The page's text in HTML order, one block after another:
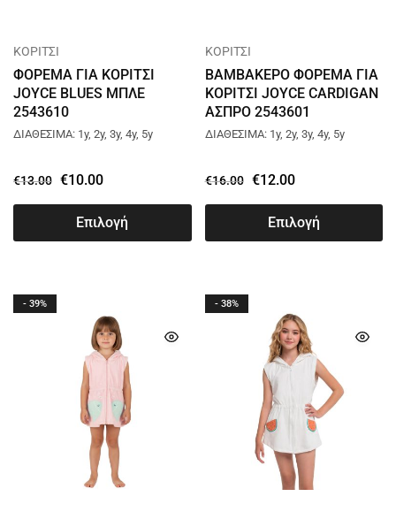
ΚΟΡΙΤΣΙ
ΦΟΡΕΜΑ ΓΙΑ ΚΟΡΙΤΣΙ
JOYCE BLUES ΜΠΛΕ
2543610
ΔΙΑΘΕΣΙΜΑ: 1y, 2y, 3y, 4y, 5y
€13.00 €10.00
Επιλογή
ΚΟΡΙΤΣΙ
ΒΑΜΒΑΚΕΡΟ ΦΟΡΕΜΑ ΓΙΑ
ΚΟΡΙΤΣΙ JOYCE CARDIGAN
ΑΣΠΡΟ 2543601
ΔΙΑΘΕΣΙΜΑ: 1y, 2y, 3y, 4y, 5y
€16.00 €12.00
Επιλογή
- 39% - 38%